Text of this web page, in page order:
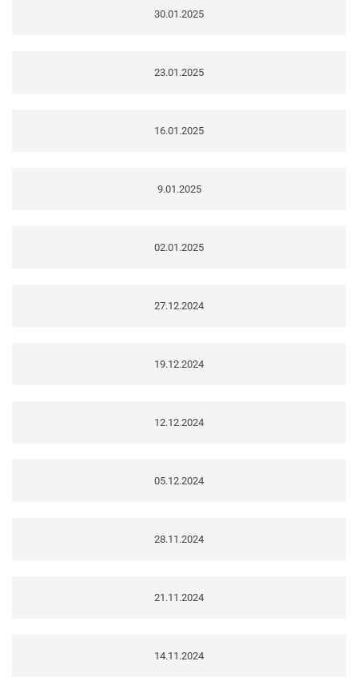
30.01.2025
23.01.2025
16.01.2025
9.01.2025
02.01.2025
27.12.2024
19.12.2024
12.12.2024
05.12.2024
28.11.2024
21.11.2024
14.11.2024